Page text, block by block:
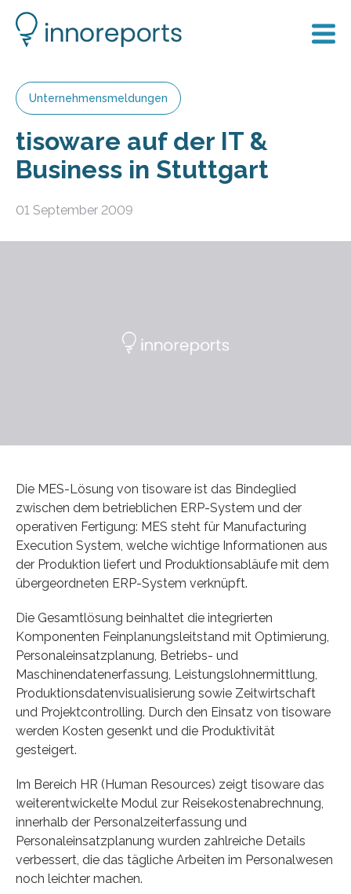
Unternehmensmeldungen
tisoware auf der IT &
Business in Stuttgart
01 September 2009
Die MES-Lösung von tisoware ist das Bindeglied
zwischen dem betrieblichen ERP-System und der
operativen Fertigung: MES steht für Manufacturing
Execution System, welche wichtige Informationen aus
der Produktion liefert und Produktionsabläufe mit dem
übergeordneten ERP-System verknüpft.
Die Gesamtlösung beinhaltet die integrierten
Komponenten Feinplanungsleitstand mit Optimierung,
Personaleinsatzplanung, Betriebs- und
Maschinendatenerfassung, Leistungslohnermittlung,
Produktionsdatenvisualisierung sowie Zeitwirtschaft
und Projektcontrolling. Durch den Einsatz von tisoware
werden Kosten gesenkt und die Produktivität
gesteigert.
Im Bereich HR (Human Resources) zeigt tisoware das
weiterentwickelte Modul zur Reisekostenabrechnung,
innerhalb der Personalzeiterfassung und
Personaleinsatzplanung wurden zahlreiche Details
verbessert, die das tägliche Arbeiten im Personalwesen
noch leichter machen.